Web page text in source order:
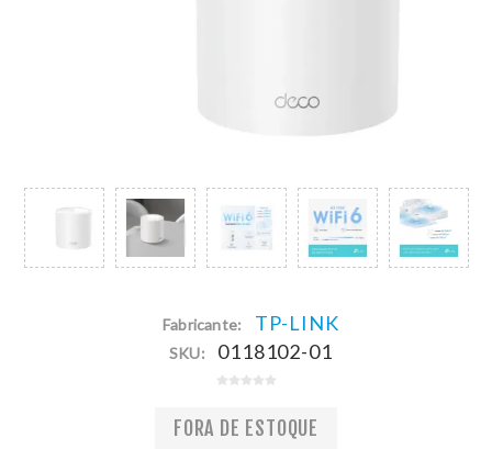
Fabricante: TP-LINK
SKU: 0118102-01
FORA DE ESTOQUE